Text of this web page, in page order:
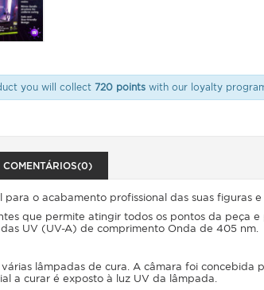
you will collect 720 pointswith our loyalty
COMENTÁRIOS(0)
o acabamento profissional das suas figuras e
que permite atingir todos os pontos da peça
UV (UV-A) de comprimento Onda de 405 nm.
lâmpadas de cura. A câmara foi concebida
a curar é exposto à luz UV da lâmpada.